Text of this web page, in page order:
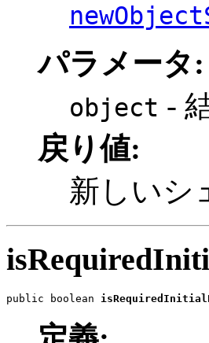
パラメータ:
object -
戻り値:
新しいシ
public boolean